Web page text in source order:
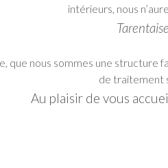
intérieurs, nous
nous sommes une structure
de traitement
Au plaisir de vous